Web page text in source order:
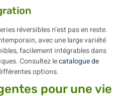
réversibles n’est pas en reste.
avec une large variété
facilement intégrables dans
Consultez lecatalogue de
options.
pour une vie